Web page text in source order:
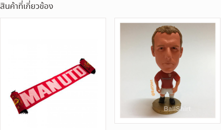
สินค้าที่เกี่ยวข้อง